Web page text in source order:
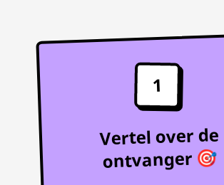
1
Vertel over de
ontvanger 🎯